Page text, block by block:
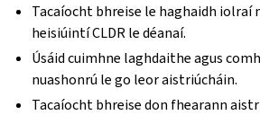
Tacaíocht bhreise le haghaidh iolraí
heisiúintí CLDR le déanaí.
Úsáid cuimhne laghdaithe agus
nuashonrú le go leor aistriúcháin.
Tacaíocht bhreise don fhearann